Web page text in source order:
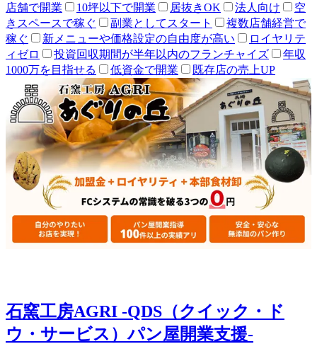
店舗で開業
10坪以下で開業 居抜きOK 法人向け
空
きスペースで稼ぐ
副業としてスタート
複数店舗経営で
稼ぐ
新メニューや価格設定の自由度が高い
ロイヤリテ
ィゼロ
投資回収期間が半年以内のフランチャイズ
年収
1000万を目指せる
低資金で開業 既存店の売上UP
石窯工房AGRI -QDS（クイック・ド
ウ・サービス）パン屋開業支援-